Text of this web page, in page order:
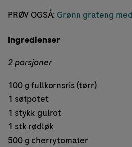
PRØV OGSÅ: Grønn grateng
Ingredienser
2 porsjoner
100 g fullkornsris (tørr)
1 søtpotet
1 stykk gulrot
1 stk rødløk
500 g cherrytomater